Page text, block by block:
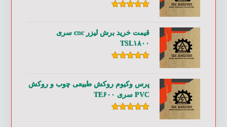
قیمت خرید برش لیزر cnc سری
TSL۱۸۰۰
پرس وکیوم روکش طبیعی چوب و روکش
PVC سری TE۶۰۰